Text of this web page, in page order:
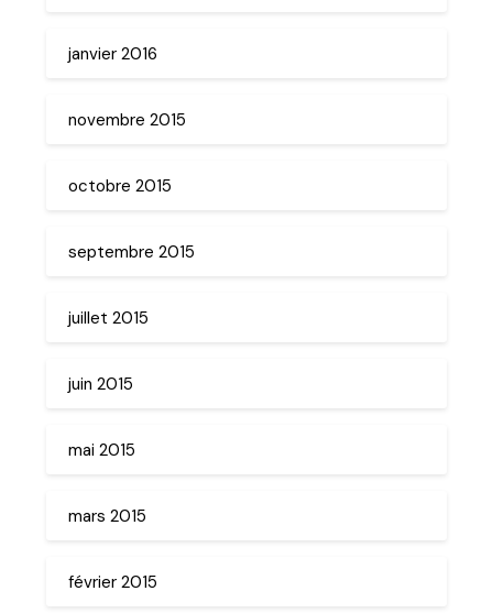
janvier 2016
novembre 2015
octobre 2015
septembre 2015
juillet 2015
juin 2015
mai 2015
mars 2015
février 2015